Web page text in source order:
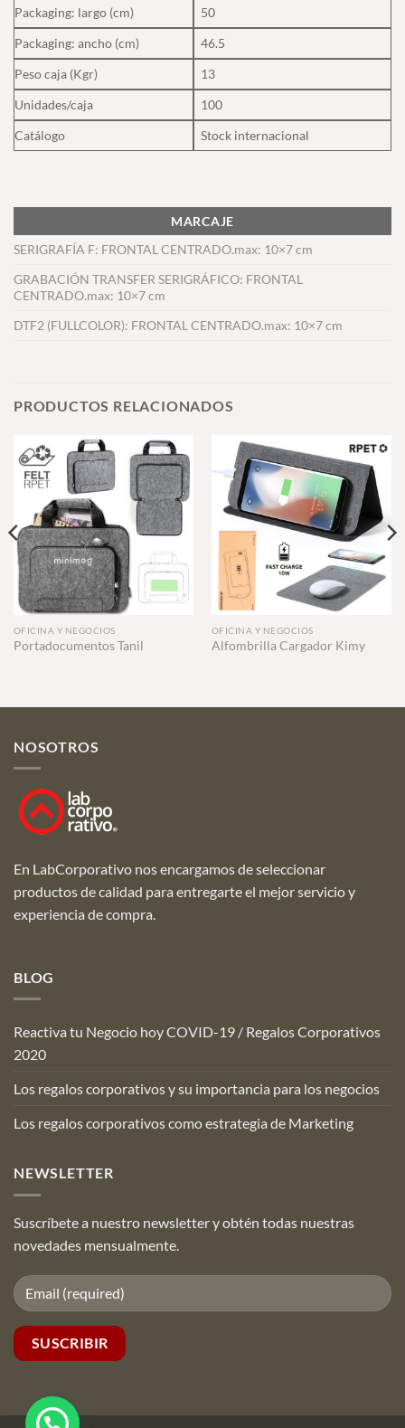
Packaging: largo (cm)
50
Packaging: ancho (cm)
46.5
Peso caja (Kgr)
13
Unidades/caja
100
Catálogo
Stock internacional
MARCAJE
SERIGRAFÍA F: FRONTAL CENTRADO.max: 10×7 cm
GRABACIÓN TRANSFER SERIGRÁFICO: FRONTAL
CENTRADO.max: 10×7 cm
DTF2 (FULLCOLOR): FRONTAL CENTRADO.max: 10×7 cm
PRODUCTOS RELACIONADOS
OFICINA Y NEGOCIOS
Portadocumentos Tanil
OFICINA Y NEGOCIOS
Alfombrilla Cargador Kimy
NOSOTROS
En LabCorporativo nos encargamos de seleccionar
productos de calidad para entregarte el mejor servicio y
experiencia de compra.
BLOG
Reactiva tu Negocio hoy COVID-19 / Regalos Corporativos
2020
Los regalos corporativos y su importancia para los negocios
Los regalos corporativos como estrategia de Marketing
NEWSLETTER
Suscríbete a nuestro newsletter y obtén todas nuestras
novedades mensualmente.